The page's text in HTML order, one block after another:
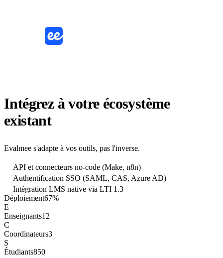
Intégrez à votre écosystème
existant
Evalmee s'adapte à vos outils, pas l'inverse.
API et connecteurs no-code (Make, n8n)
Authentification SSO (SAML, CAS, Azure AD)
Intégration LMS native via LTI 1.3
Déploiement67%
E
Enseignants12
C
Coordinateurs3
S
Étudiants850